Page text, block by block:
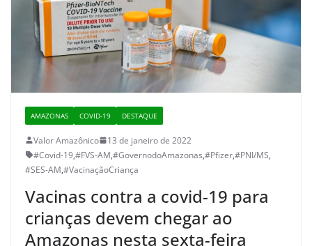
AMAZONAS COVID-19 DESTAQUE
Valor Amazônico
13 de janeiro de 2022
#Covid-19,#FVS-AM,#GovernodoAmazonas,#Pfizer,#PNI/MS,
#SES-AM,#VacinaçãoCriança
Vacinas contra a covid-19 para
crianças devem chegar ao
Amazonas nesta sexta-feira